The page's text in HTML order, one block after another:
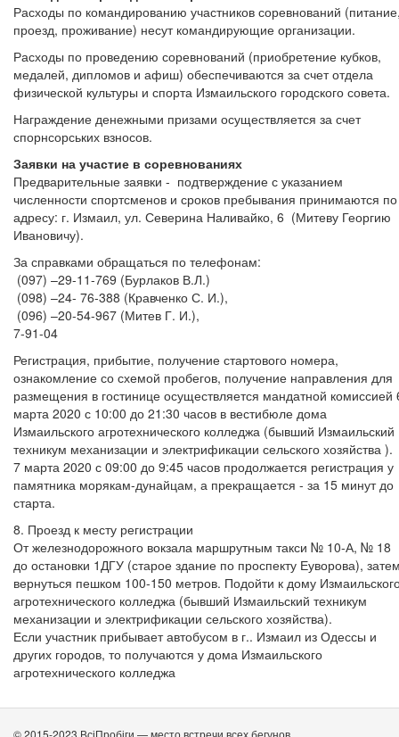
Расходы по командированию участников соревнований
проезд, проживание) несут командирующие организации.
Расходы по проведению соревнований (приобретение кубков,
медалей, дипломов и афиш) обеспечиваются за счет отдела
физической культуры и спорта Измаильского городского совета.
Награждение денежными призами осуществляется за счет
спорнсорських взносов.
Заявки на участие в соревнованиях
Предварительные заявки - подтверждение с указанием
численности спортсменов и сроков пребывания принимаются по
адресу: г. Измаил, ул. Северина Наливайко, 6 (Митеву Георгию
Ивановичу).
За справками обращаться по телефонам:
(097) –29-11-769 (Бурлаков В.Л.)
(098) –24- 76-388 (Кравченко С. И.),
(096) –20-54-967 (Митев Г. И.),
7-91-04
Регистрация, прибытие, получение стартового номера,
ознакомление со схемой пробегов, получение направления для
размещения в гостинице осуществляется мандатной комиссией
марта 2020 с 10:00 до 21:30 часов в вестибюле дома
Измаильского агротехнического колледжа (бывший Измаильский
техникум механизации и электрификации сельского хозяйства ).
7 марта 2020 с 09:00 до 9:45 часов продолжается регистрация у
памятника морякам-дунайцам, а прекращается - за 15 минут до
старта.
8. Проезд к месту регистрации
От железнодорожного вокзала маршрутным такси № 10-А, № 18
до остановки 1ДГУ (старое здание по проспекту Еуворова),
вернуться пешком 100-150 метров. Подойти к дому
агротехнического колледжа (бывший Измаильский техникум
механизации и электрификации сельского хозяйства).
Если участник прибывает автобусом в г.. Измаил из Одессы и
других городов, то получаются у дома Измаильского
агротехнического колледжа
© 2015-2023 ВсіПробіги — место встречи всех бегунов.